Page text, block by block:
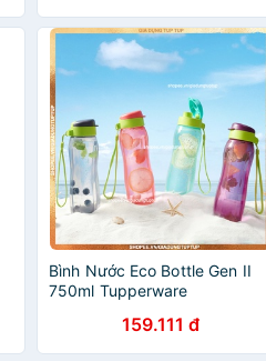
Bình Nước Eco Bottle Gen II
750ml Tupperware
159.111 đ